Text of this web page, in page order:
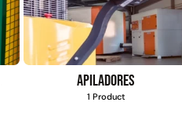
Apiladores
1 Product